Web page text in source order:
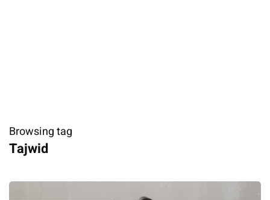
Browsing tag
Tajwid